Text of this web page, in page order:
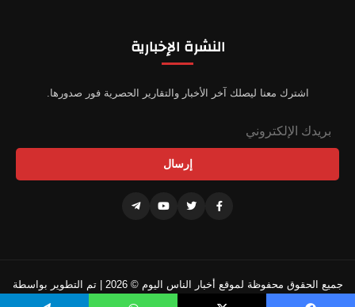
النشرة الإخبارية
اشترك معنا ليصلك آخر الأخبار والتقارير الحصرية فور صدورها.
إرسال
جميع الحقوق محفوظة لموقع أخبار الناس اليوم © 2026 | تم التطوير بواسطة